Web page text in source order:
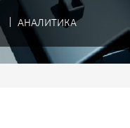
АНАЛИТИКА